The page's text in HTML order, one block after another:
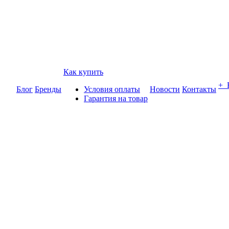
Блог Бренды
Как купить
Условия оплаты
Гарантия на товар
Новости Контакты +